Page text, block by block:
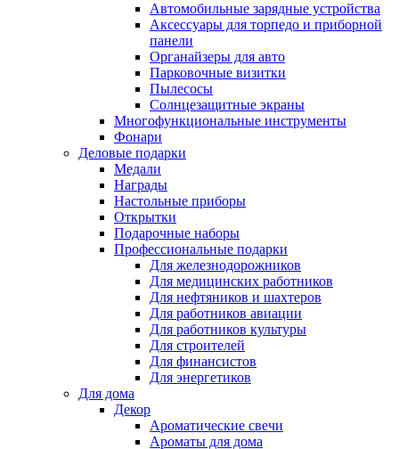
Автомобильные зарядные устройства
Аксессуары для торпедо и приборной
панели
Органайзеры для авто
Парковочные визитки
Пылесосы
Солнцезащитные экраны
Многофункциональные инструменты
Фонари
Деловые подарки
Медали
Награды
Настольные приборы
Открытки
Подарочные наборы
Профессиональные подарки
Для железнодорожников
Для медицинских работников
Для нефтяников и шахтеров
Для работников авиации
Для работников культуры
Для строителей
Для финансистов
Для энергетиков
Для дома
Декор
Ароматические свечи
Ароматы для дома